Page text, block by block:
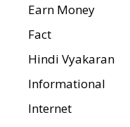
Earn Money
Fact
Hindi Vyakaran
Informational
Internet